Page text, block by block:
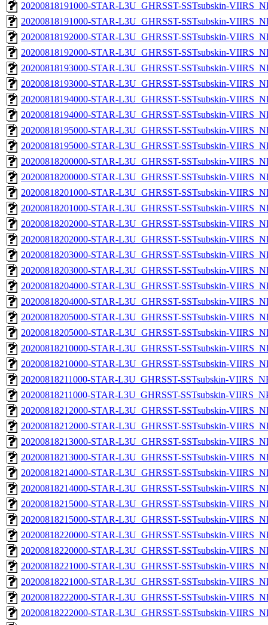
20200818191000-STAR-L3U_GHRSST-SSTsubskin-
20200818191000-STAR-L3U_GHRSST-SSTsubskin-
20200818192000-STAR-L3U_GHRSST-SSTsubskin-
20200818192000-STAR-L3U_GHRSST-SSTsubskin-
20200818193000-STAR-L3U_GHRSST-SSTsubskin-
20200818193000-STAR-L3U_GHRSST-SSTsubskin-
20200818194000-STAR-L3U_GHRSST-SSTsubskin-
20200818194000-STAR-L3U_GHRSST-SSTsubskin-
20200818195000-STAR-L3U_GHRSST-SSTsubskin-
20200818195000-STAR-L3U_GHRSST-SSTsubskin-
20200818200000-STAR-L3U_GHRSST-SSTsubskin-
20200818200000-STAR-L3U_GHRSST-SSTsubskin-
20200818201000-STAR-L3U_GHRSST-SSTsubskin-
20200818201000-STAR-L3U_GHRSST-SSTsubskin-
20200818202000-STAR-L3U_GHRSST-SSTsubskin-
20200818202000-STAR-L3U_GHRSST-SSTsubskin-
20200818203000-STAR-L3U_GHRSST-SSTsubskin-
20200818203000-STAR-L3U_GHRSST-SSTsubskin-
20200818204000-STAR-L3U_GHRSST-SSTsubskin-
20200818204000-STAR-L3U_GHRSST-SSTsubskin-
20200818205000-STAR-L3U_GHRSST-SSTsubskin-
20200818205000-STAR-L3U_GHRSST-SSTsubskin-
20200818210000-STAR-L3U_GHRSST-SSTsubskin-
20200818210000-STAR-L3U_GHRSST-SSTsubskin-
20200818211000-STAR-L3U_GHRSST-SSTsubskin-
20200818211000-STAR-L3U_GHRSST-SSTsubskin-
20200818212000-STAR-L3U_GHRSST-SSTsubskin-
20200818212000-STAR-L3U_GHRSST-SSTsubskin-
20200818213000-STAR-L3U_GHRSST-SSTsubskin-
20200818213000-STAR-L3U_GHRSST-SSTsubskin-
20200818214000-STAR-L3U_GHRSST-SSTsubskin-
20200818214000-STAR-L3U_GHRSST-SSTsubskin-
20200818215000-STAR-L3U_GHRSST-SSTsubskin-
20200818215000-STAR-L3U_GHRSST-SSTsubskin-
20200818220000-STAR-L3U_GHRSST-SSTsubskin-
20200818220000-STAR-L3U_GHRSST-SSTsubskin-
20200818221000-STAR-L3U_GHRSST-SSTsubskin-
20200818221000-STAR-L3U_GHRSST-SSTsubskin-
20200818222000-STAR-L3U_GHRSST-SSTsubskin-
20200818222000-STAR-L3U_GHRSST-SSTsubskin-